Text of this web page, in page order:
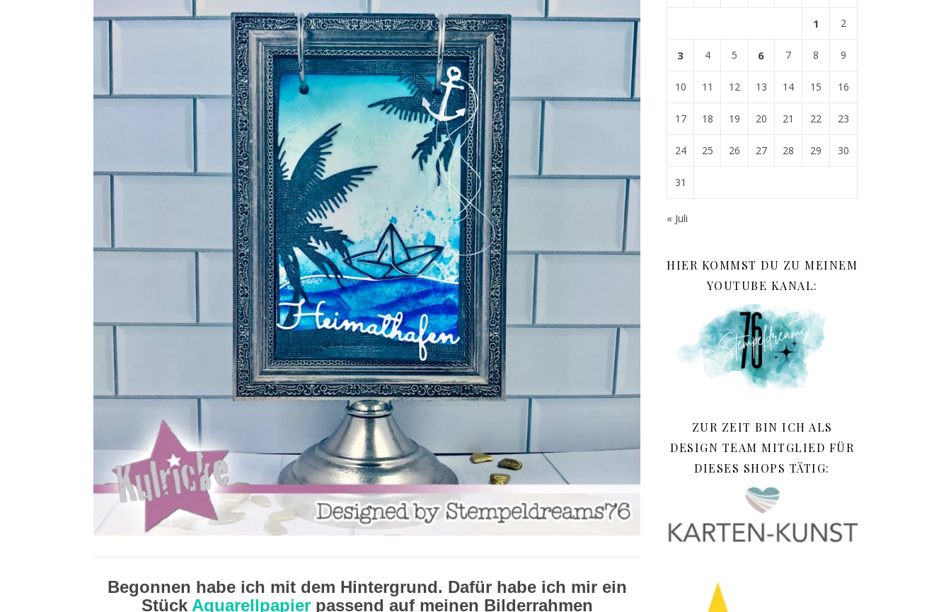
Begonnen habe ich mit dem Hintergrund. Dafür habe ich mir ein
Stück Aquarellpapierpassend auf meinen Bilderrahmen
1 2
3 4 5 6 7 8 9
10 11 12 13 14 15 16
17 18 19 20 21 22 23
24 25 26 27 28 29 30
31
« Juli
HIER KOMMST DU ZU MEINEM
YOUTUBE KANAL:
ZUR ZEIT BIN ICH ALS
DESIGN TEAM MITGLIED FÜR
DIESES SHOPS TÄTIG: